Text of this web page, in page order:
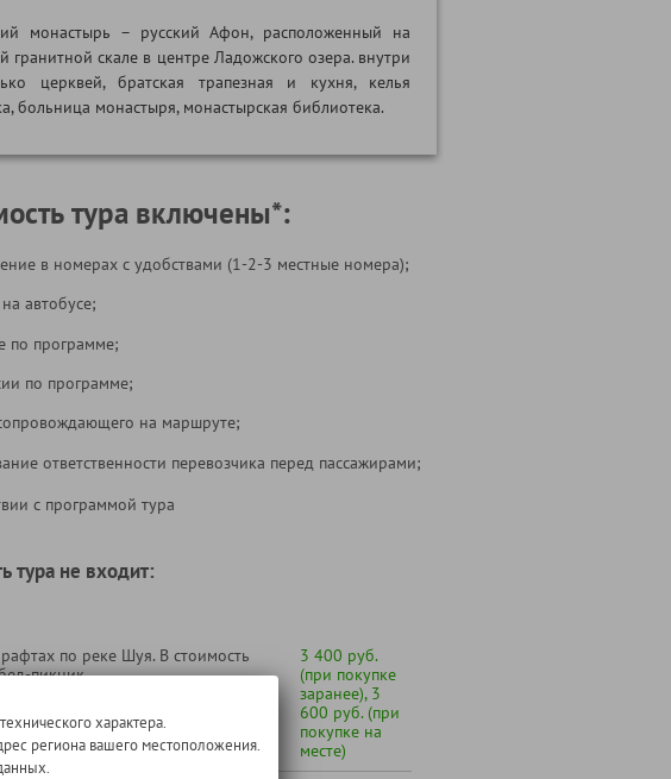
монастырь – русский Афон, расположенный на
гранитной скале в центре Ладожского озера. внутри
церквей, братская трапезная и кухня, келья
больница монастыря, монастырская библиотека.
тура включены*:
в номерах с удобствами (1-2-3 местные номера);
автобусе;
по программе;
по программе;
на маршруте;
ответственности перевозчика перед пассажирами;
с программой тура
тура не входит:
по реке Шуя. В стоимость
пикник.
3 400 руб.
(при покупке
заранее), 3
600 руб. (при
покупке на
месте)
характера.
региона вашего местоположения.